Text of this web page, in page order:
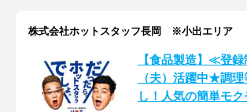
株式会社ホットスタッフ長岡 ※小出エリア
【食品製造】≪登
（夫）活躍中★調
し！人気の簡単モク